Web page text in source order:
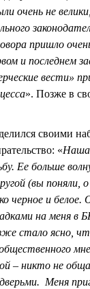
очень не
пришло
и последнем
вести»
». Позже в
своими
«Наша
Ее больше
(вы поняли,
черное и
на меня в
стало ясно,
– никто не
Меня